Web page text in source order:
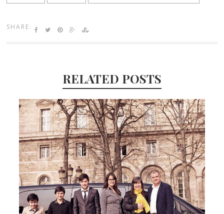
SHARE:
RELATED POSTS